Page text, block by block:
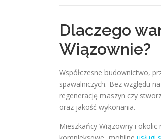
Dlaczego
Wiązownie?
Współczesne budownictwo,
spawalniczych. Bez względu
regenerację maszyn czy
oraz jakość wykonania.
Mieszkańcy Wiązowny i